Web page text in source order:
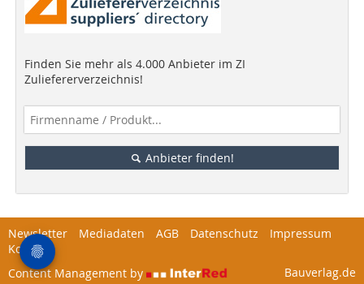
Finden Sie mehr als 4.000 Anbieter im ZI
Zuliefererverzeichnis!
Anbieter finden!
Newsletter Mediadaten AGB Datenschutz
Impressum
Kontakt
Content Management by
Bauverlag.de